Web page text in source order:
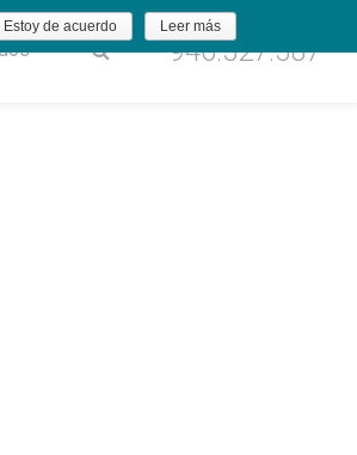
946.527.587
Estoy de acuerdo Leer más